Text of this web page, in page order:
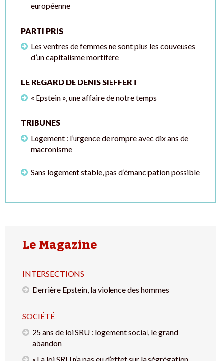
européenne
PARTI PRIS
Les ventres de femmes ne sont plus les couveuses
d’un capitalisme mortifère
LE REGARD DE DENIS SIEFFERT
« Epstein », une affaire de notre temps
TRIBUNES
Logement : l’urgence de rompre avec dix ans de
macronisme
Sans logement stable, pas d’émancipation possible
Le Magazine
INTERSECTIONS
Derrière Epstein, la violence des hommes
SOCIÉTÉ
25 ans de loi SRU : logement social, le grand
abandon
« La loi SRU n’a pas eu d’effet sur la ségrégation